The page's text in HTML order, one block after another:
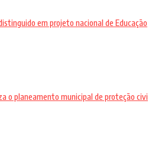
em projeto nacional de Educação
o planeamento municipal de proteção civi